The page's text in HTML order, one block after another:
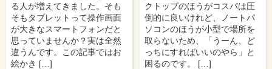
る人が増えてきました。そも
そもタブレットって操作画面
が大きなスマートフォンだと
思っていませんか？実は全然
違うんです。この記事ではお
絵かき […]
クトップのほうがコスパは圧
倒的に良いけれど、ノートパ
ソコンのほうが小型で場所を
取らないため、「うーん、ど
っちにすればいいのやら」と
困るのです。 […]